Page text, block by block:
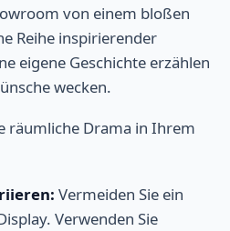
von einem bloßen
Reihe inspirierender
eigene Geschichte erzählen
wecken.
räumliche Drama in Ihrem
Vermeiden Sie ein
Verwenden Sie